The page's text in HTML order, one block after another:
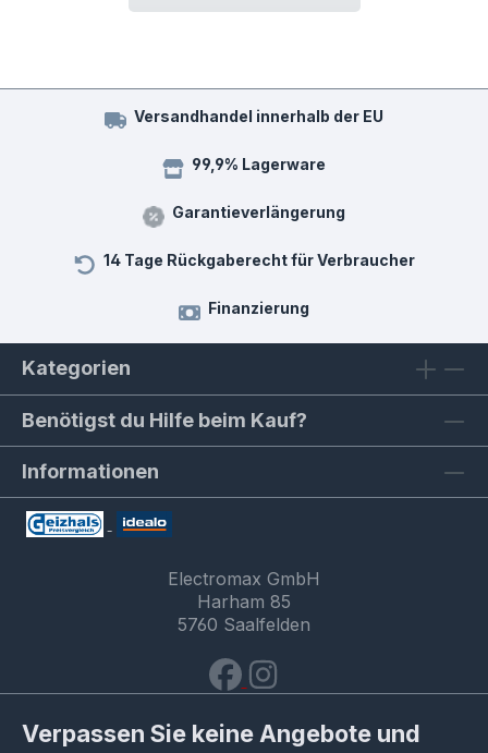
Versandhandel innerhalb der EU
99,9% Lagerware
Garantieverlängerung
14 Tage Rückgaberecht für Verbraucher
Finanzierung
Kategorien
Benötigst du Hilfe beim Kauf?
Informationen
Electromax GmbH
Harham 85
5760 Saalfelden
Verpassen Sie keine Angebote und